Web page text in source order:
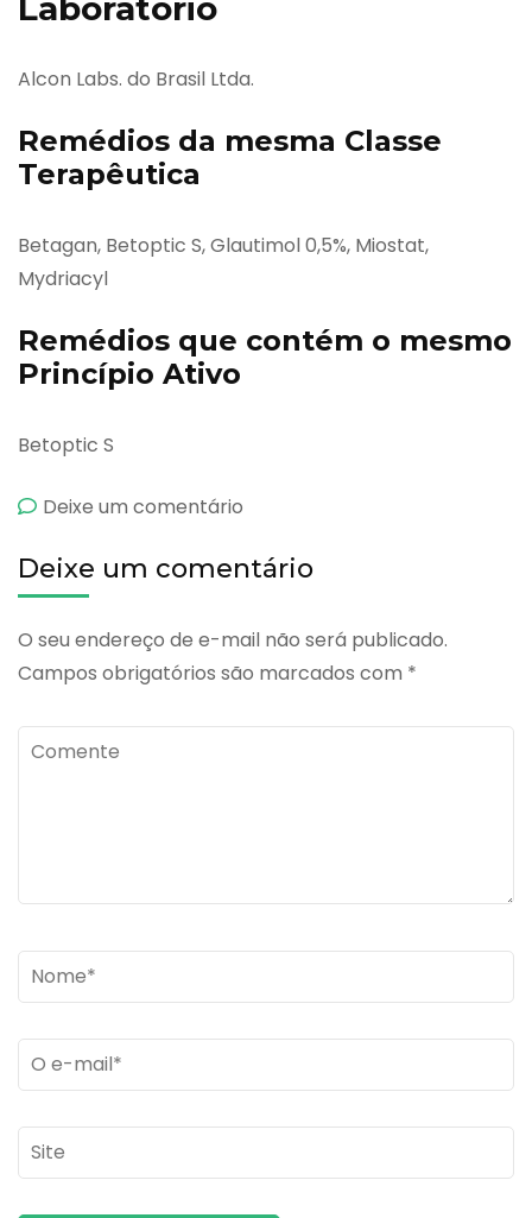
Laboratório
Alcon Labs. do Brasil Ltda.
Remédios da mesma Classe
Terapêutica
Betagan, Betoptic S, Glautimol 0,5%, Miostat,
Mydriacyl
Remédios que contém o mesmo
Princípio Ativo
Betoptic S
Deixe um comentário
Deixe um comentário
O seu endereço de e-mail não será publicado.
Campos obrigatórios são marcados com *
Comente
Name*
Email *
Site